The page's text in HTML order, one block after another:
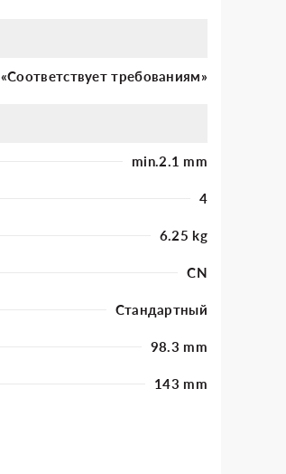
«Соответствует требованиям»
min.2.1 mm
4
6.25 kg
CN
Стандартный
98.3 mm
143 mm